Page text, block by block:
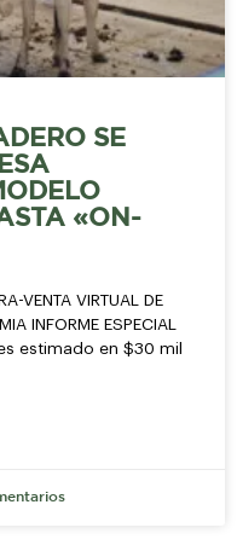
SE
«ON-
VENTA VIRTUAL DE
INFORME ESPECIAL
estimado en $30 mil